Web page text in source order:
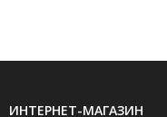
ИНТЕРНЕТ-МАГАЗИН